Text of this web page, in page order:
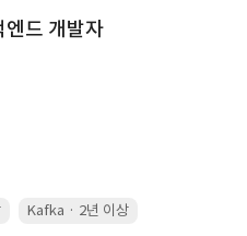
엔드 개발자
Kafka · 2년 이상